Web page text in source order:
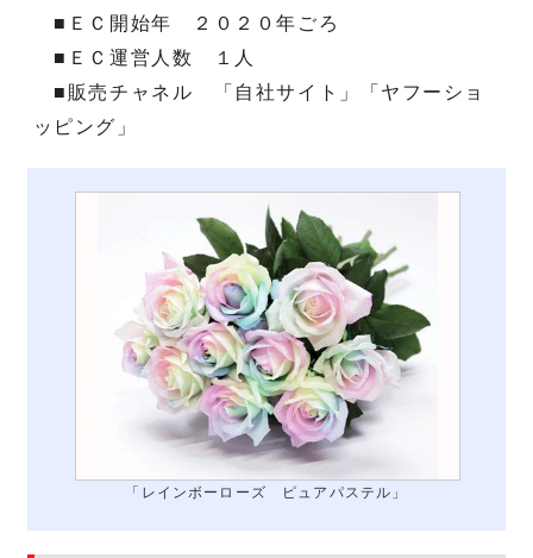
■ＥＣ開始年 ２０２０年ごろ
■ＥＣ運営人数 １人
■販売チャネル 「自社サイト」「ヤフーショ
ッピング」
「レインボーローズ ピュアパステル」